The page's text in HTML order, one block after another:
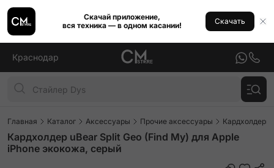
Скачай приложение,
вся техника — в одном касании!
Скачать
Краснодар
Главная Каталог Аксессуары Прочие аксессуары Кардхолдеры
Кардхолдер uBear Split Geo (Find My) для Apple
iPhone экокожа, серый